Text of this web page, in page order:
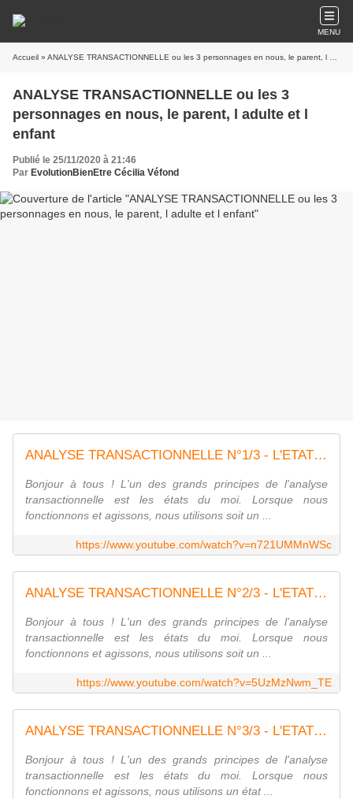
MENU
Accueil » ANALYSE TRANSACTIONNELLE ou les 3 personnages en nous, le parent, l adulte et l enfant
ANALYSE TRANSACTIONNELLE ou les 3
personnages en nous, le parent, l adulte et l
enfant
Publié le 25/11/2020 à 21:46
Par EvolutionBienEtre Cécilia Véfond
ANALYSE TRANSACTIONNELLE N°1/3 - L'ETAT DU MOI PARENT
Bonjour à tous ! L'un des grands principes de l'analyse
transactionnelle est les états du moi. Lorsque nous
fonctionnons et agissons, nous utilisons soit un ...
https://www.youtube.com/watch?v=n721UMMnWSc
ANALYSE TRANSACTIONNELLE N°2/3 - L'ETAT DU MOI ADULTE
Bonjour à tous ! L'un des grands principes de l'analyse
transactionnelle est les états du moi. Lorsque nous
fonctionnons et agissons, nous utilisons soit un ...
https://www.youtube.com/watch?v=5UzMzNwm_TE
ANALYSE TRANSACTIONNELLE N°3/3 - L'ETAT DU MOI ENFANT
Bonjour à tous ! L'un des grands principes de l'analyse
transactionnelle est les états du moi. Lorsque nous
fonctionnons et agissons, nous utilisons un état ...